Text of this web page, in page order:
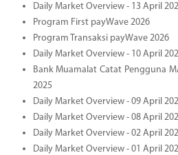
Daily Market Overview - 13 April
Program First payWave 2026
Program Transaksi payWave 2026
Daily Market Overview - 10 April
Bank Muamalat Catat Pengguna
2025
Daily Market Overview - 09 April
Daily Market Overview - 08 April
Daily Market Overview - 02 April
Daily Market Overview - 01 April